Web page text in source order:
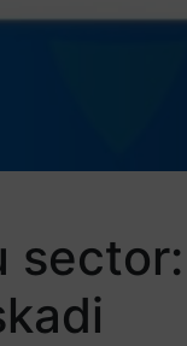
sector: